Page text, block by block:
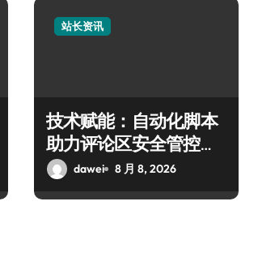
站长资讯
技术赋能：自动化脚本
助力评论区安全管控与
信息智筛
dawei 8 月 8, 2026